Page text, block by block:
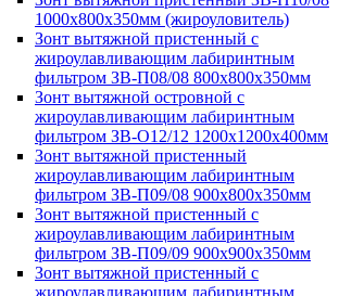
1000х800х350мм (жироуловитель)
Зонт вытяжной пристенный с
жироулавливающим лабиринтным
фильтром ЗВ-П08/08 800х800х350мм
Зонт вытяжной островной с
жироулавливающим лабиринтным
фильтром ЗВ-О12/12 1200х1200х400мм
Зонт вытяжной пристенный
жироулавливающим лабиринтным
фильтром ЗВ-П09/08 900х800х350мм
Зонт вытяжной пристенный с
жироулавливающим лабиринтным
фильтром ЗВ-П09/09 900х900х350мм
Зонт вытяжной пристенный с
жироулавливающим лабиринтным